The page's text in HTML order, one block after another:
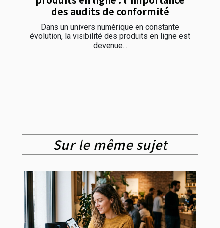
des audits de conformité
Dans un univers numérique en constante
évolution, la visibilité des produits en ligne est
devenue...
Sur le même sujet